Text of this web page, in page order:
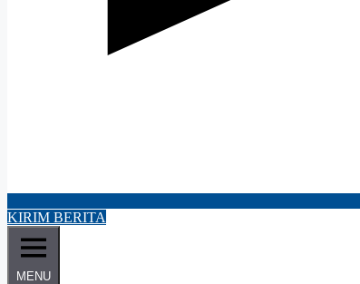
KIRIM BERITA
MENU